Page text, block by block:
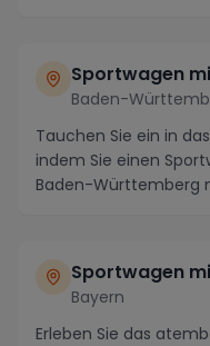
Sportwagen
Baden-
Tauchen Sie ein in
indem Sie einen
Baden-Württemberg
Sportwagen
Bayern
Erleben Sie das